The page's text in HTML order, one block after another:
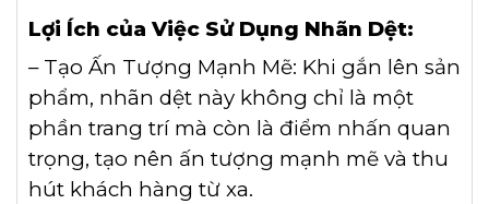
Lợi Ích của Việc Sử Dụng Nhãn Dệt:
– Tạo Ấn Tượng Mạnh Mẽ: Khi gắn lên sản
phẩm, nhãn dệt này không chỉ là một
phần trang trí mà còn là điểm nhấn quan
trọng, tạo nên ấn tượng mạnh mẽ và thu
hút khách hàng từ xa.